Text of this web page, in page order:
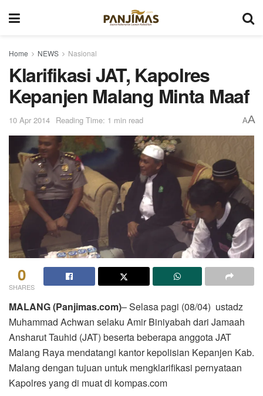
Home NEWS Nasional
Klarifikasi JAT, Kapolres
Kepanjen Malang Minta Maaf
10 Apr 2014 Reading Time: 1 min read AA
0
SHARES
MALANG (Panjimas.com)– Selasa pagi (08/04) ustadz
Muhammad Achwan selaku Amir Biniyabah dari Jamaah
Ansharut Tauhid (JAT) beserta beberapa anggota JAT
Malang Raya mendatangi kantor kepolisian Kepanjen Kab.
Malang dengan tujuan untuk mengklarifikasi pernyataan
Kapolres yang di muat di kompas.com